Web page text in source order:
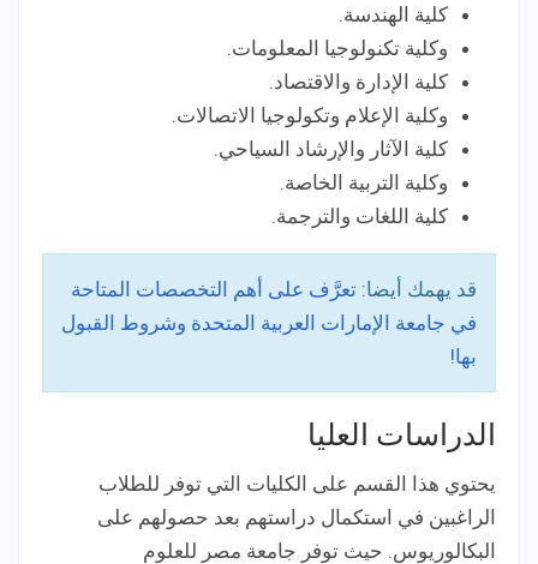
كلية الهندسة.
وكلية تكنولوجيا المعلومات.
كلية الإدارة والاقتصاد.
وكلية الإعلام وتكولوجيا الاتصالات.
كلية الآثار والإرشاد السياحي.
وكلية التربية الخاصة.
كلية اللغات والترجمة.
قد يهمك أيضا: تعرَّف على أهم التخصصات المتاحة
في جامعة الإمارات العربية المتحدة وشروط القبول
بها!
الدراسات العليا
يحتوي هذا القسم على الكليات التي توفر للطلاب
الراغبين في استكمال دراستهم بعد حصولهم على
البكالوريوس. حيث توفر جامعة مصر للعلوم